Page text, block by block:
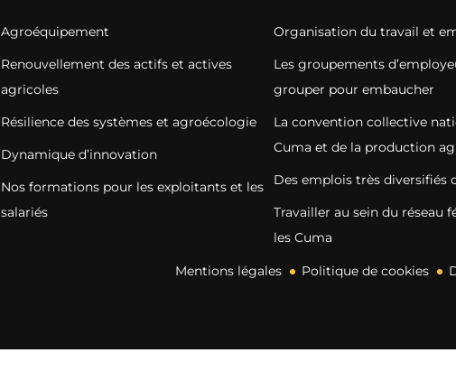
Agroéquipement
Renouvellement des actifs et actives
agricoles
Résilience des systèmes et agroécologie
Dynamique d’innovation
Nos formations pour les exploitants et les
salariés
Organisation du travail et
Les groupements
grouper pour embaucher
La convention collective
Cuma et de la production
Des emplois très diversifiés
Travailler au sein du réseau
les Cuma
Mentions légales Politique de cookies